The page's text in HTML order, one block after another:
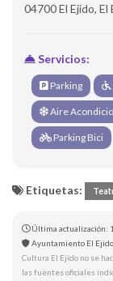
04700 El Ejido, El
Servicios:
Parking
Aire
Parking Bici
Etiquetas:
Última actualización:
Ayuntamiento El Ejido
Cultura El Ejido no se
las fuentes oficiales